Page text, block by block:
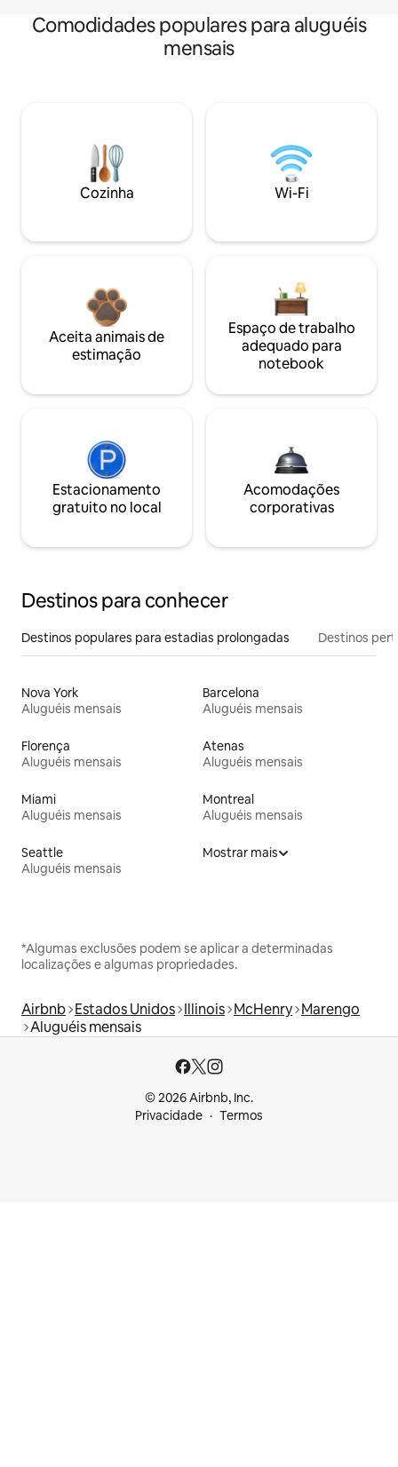
Comodidades populares para aluguéis
mensais
Cozinha Wi-Fi
Aceita animais de
estimação
Espaço de trabalho
adequado para
notebook
Estacionamento
gratuito no local
Acomodações
corporativas
Destinos para conhecer
Destinos populares para estadias prolongadas Destinos
Nova York
Aluguéis mensais
Barcelona
Aluguéis mensais
Florença
Aluguéis mensais
Atenas
Aluguéis mensais
Miami
Aluguéis mensais
Montreal
Aluguéis mensais
Seattle
Aluguéis mensais
Mostrar mais
*Algumas exclusões podem se aplicar a determinadas
localizações e algumas propriedades.
Airbnb Estados Unidos Illinois McHenry Marengo
Aluguéis mensais
© 2026 Airbnb, Inc.
Privacidade
Termos